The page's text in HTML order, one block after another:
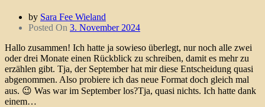
by Sara Fee Wieland
Posted On 3. November 2024
Hallo zusammen! Ich hatte ja sowieso überlegt, nur noch alle zwei
oder drei Monate einen Rückblick zu schreiben, damit es mehr zu
erzählen gibt. Tja, der September hat mir diese Entscheidung quasi
abgenommen. Also probiere ich das neue Format doch gleich mal
aus. 😉 Was war im September los?Tja, quasi nichts. Ich hatte dank
einem…